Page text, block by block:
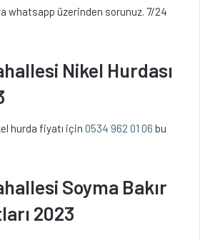
whatsapp üzerinden sorunuz. 7/24
Nikel Hurdası
hurda fiyatı için 0534 962 01 06 bu
Soyma Bakır
2023